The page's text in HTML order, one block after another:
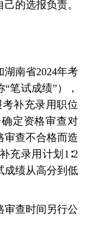
的选报负责。
南省2024年考
笔试成绩”），
补充录用职位
定资格审查对
审查不合格而造
充录用计划1∶2
成绩从高分到低
审查时间另行公